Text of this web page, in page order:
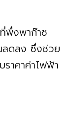
พึ่งพาก๊าซ
ดลง ซึ่งช่วย
ราคาค่าไฟฟ้า